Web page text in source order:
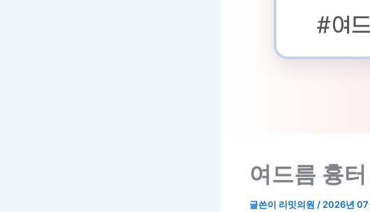
여드름 흉
글쓴이 리밋의원 / 2026년 07